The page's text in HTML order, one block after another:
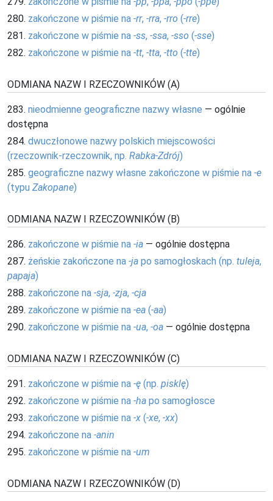
280. zakończone w piśmie na -rr, -rra, -rro (-rre)
281. zakończone w piśmie na -ss, -ssa, -sso (-sse)
282. zakończone w piśmie na -tt, -tta, -tto (-tte)
ODMIANA NAZW I RZECZOWNIKÓW (A)
283. nieodmienne geograficzne nazwy własne — ogólnie
dostępna
284. dwuczłonowe nazwy polskich miejscowości
(rzeczownik-rzeczownik, np. Rabka-Zdrój)
285. geograficzne nazwy własne zakończone w piśmie na -e
(typu Zakopane)
ODMIANA NAZW I RZECZOWNIKÓW (B)
286. zakończone w piśmie na -ia — ogólnie dostępna
287. żeńskie zakończone na -ja po samogłoskach (np. tuleja,
papaja)
288. zakończone na -sja, -zja, -cja
289. zakończone w piśmie na -ea (-aa)
290. zakończone w piśmie na -ua, -oa — ogólnie dostępna
ODMIANA NAZW I RZECZOWNIKÓW (C)
291. zakończone w piśmie na -ę (np. pisklę)
292. zakończone w piśmie na -ha po samogłosce
293. zakończone w piśmie na -x (-xe, -xx)
294. zakończone na -anin
295. zakończone w piśmie na -um
ODMIANA NAZW I RZECZOWNIKÓW (D)